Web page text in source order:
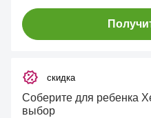
скидка
Соберите для ребенка
выбор